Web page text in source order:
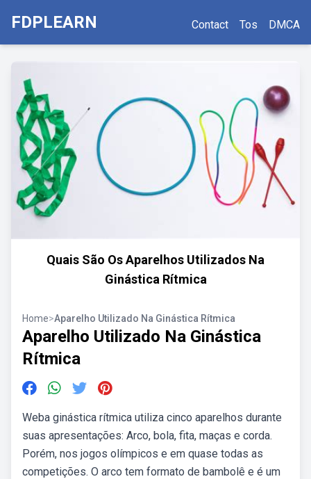
FDPLEARN Contact Tos DMCA
Quais São Os Aparelhos Utilizados Na
Ginástica Rítmica
Home>Aparelho Utilizado Na Ginástica Rítmica
Aparelho Utilizado Na Ginástica
Rítmica
Weba ginástica rítmica utiliza cinco aparelhos durante
suas apresentações: Arco, bola, fita, maças e corda.
Porém, nos jogos olímpicos e em quase todas as
competições. O arco tem formato de bambolê e é um